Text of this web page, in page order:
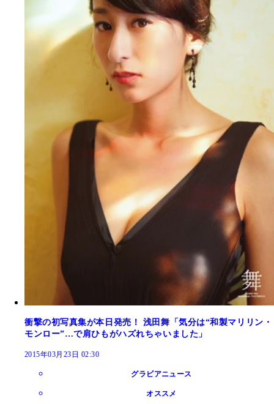
衝撃の初写真集が本日発売！ 浅田舞「気分は“和製マリリン・
モンロー”…で肩ひもがハズれちゃいました」
2015年03月23日 02:30
グラビアニュース
オススメ